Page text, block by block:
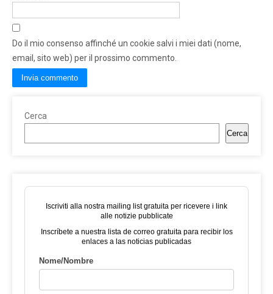
Do il mio consenso affinché un cookie salvi i miei dati (nome,
email, sito web) per il prossimo commento.
Cerca
Cerca
Iscriviti alla nostra mailing list gratuita per ricevere i link
alle notizie pubblicate
Inscríbete a nuestra lista de correo gratuita para recibir los
enlaces a las noticias publicadas
Nome/Nombre